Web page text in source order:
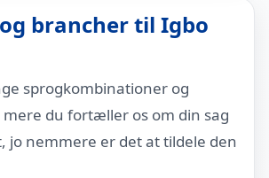
brancher til Igbo
sprogkombinationer og
mere du fortæller os om din sag
jo nemmere er det at tildele den